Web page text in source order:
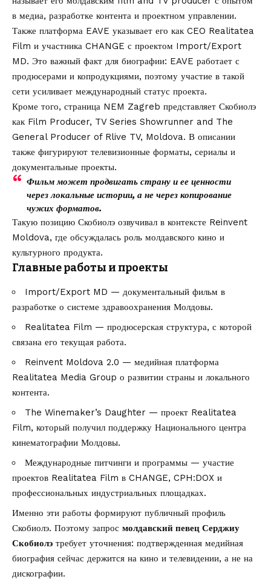
в медиа, разработке контента и проектном управлении.
Также платформа EAVE указывает его как CEO Realitatea
Film и участника CHANGE с проектом Import/Export
MD. Это важный факт для биографии: EAVE работает с
продюсерами и копродукциями, поэтому участие в такой
сети усиливает международный статус проекта.
Кроме того, страница NEM Zagreb представляет Скобиолэ
как Film Producer, TV Series Showrunner and The
General Producer of Rlive TV, Moldova. В описании
также фигурируют телевизионные форматы, сериалы и
документальные проекты.
Фильм может продвигать страну и ее ценности
через локальные истории, а не через копирование
чужих форматов.
Такую позицию Скобиолэ озвучивал в контексте Reinvent
Moldova, где обсуждалась роль молдавского кино и
культурного продукта.
Главные работы и проекты
Import/Export MD — документальный фильм в
разработке о системе здравоохранения Молдовы.
Realitatea Film — продюсерская структура, с которой
связана его текущая работа.
Reinvent Moldova 2.0 — медийная платформа
Realitatea Media Group о развитии страны и локального
контента.
The Winemaker’s Daughter — проект Realitatea
Film, который получил поддержку Национального центра
кинематографии Молдовы.
Международные питчинги и программы — участие
проектов Realitatea Film в CHANGE, CPH:DOX и
профессиональных индустриальных площадках.
Именно эти работы формируют публичный профиль
Скобиолэ. Поэтому запрос молдавский певец Серджиу
Скобиолэ требует уточнения: подтвержденная медийная
биография сейчас держится на кино и телевидении, а не на
дискографии.